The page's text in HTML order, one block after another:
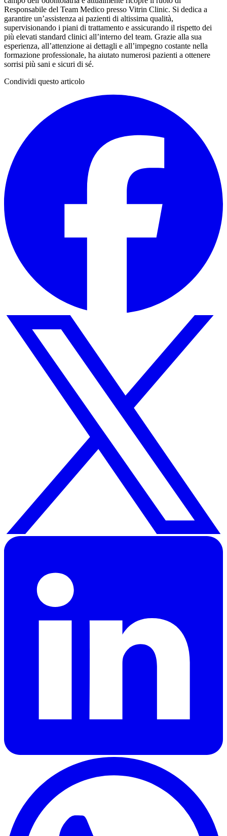
Responsabile del Team Medico presso Vitrin Clinic. Si dedica a
garantire un’assistenza ai pazienti di altissima qualità,
supervisionando i piani di trattamento e assicurando il rispetto dei
più elevati standard clinici all’interno del team. Grazie alla sua
esperienza, all’attenzione ai dettagli e all’impegno costante nella
formazione professionale, ha aiutato numerosi pazienti a ottenere
sorrisi più sani e sicuri di sé.
Condividi questo articolo